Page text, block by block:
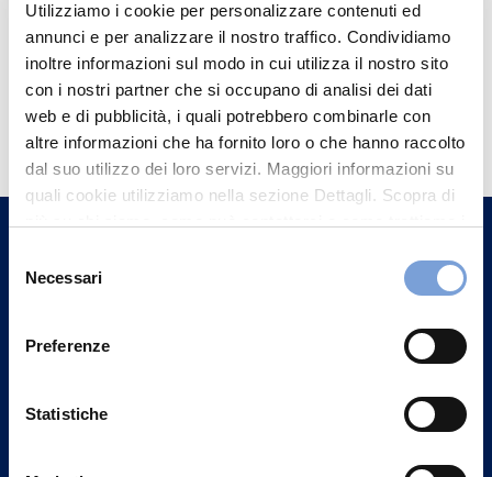
Utilizziamo i cookie per personalizzare contenuti ed
annunci e per analizzare il nostro traffico. Condividiamo
inoltre informazioni sul modo in cui utilizza il nostro sito
con i nostri partner che si occupano di analisi dei dati
web e di pubblicità, i quali potrebbero combinarle con
altre informazioni che ha fornito loro o che hanno raccolto
dal suo utilizzo dei loro servizi. Maggiori informazioni su
quali cookie utilizziamo nella sezione Dettagli. Scopra di
può trovare nel footer del sito nella sezione "Informativa
delNecessari
Preferenze
Statistiche
Hai bisogno di
informazioni?
Trova l'Agenzia più vicina a te e parla con
Contattaci